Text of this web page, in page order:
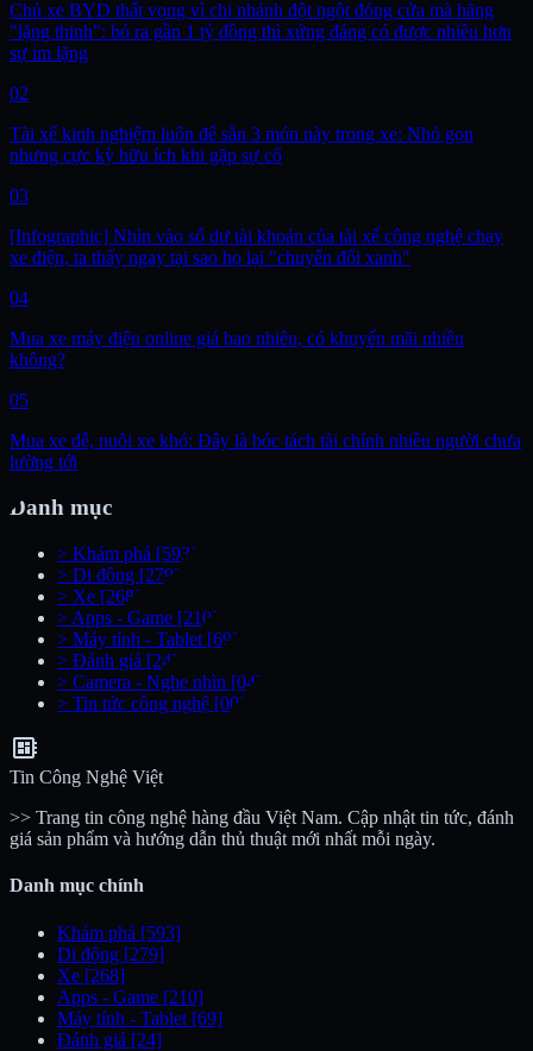
Chủ xe BYD thất vọng vì chi nhánh đột ngột đóng cửa mà hãng
"lặng thinh": bỏ ra gần 1 tỷ đồng thì xứng đáng có được nhiều hơn
sự im lặng
02
Tài xế kinh nghiệm luôn để sẵn 3 món này trong xe: Nhỏ gọn
nhưng cực kỳ hữu ích khi gặp sự cố
03
[Infographic] Nhìn vào số dư tài khoản của tài xế công nghệ chạy
xe điện, ta thấy ngay tại sao họ lại "chuyển đổi xanh"
04
Mua xe máy điện online giá bao nhiêu, có khuyến mãi nhiều
không?
05
Mua xe dễ, nuôi xe khó: Đây là bóc tách tài chính nhiều người chưa
lường tới
Danh mục
> Khám phá [593]
> Di động [279]
> Xe [268]
> Apps - Game [210]
> Máy tính - Tablet [69]
> Đánh giá [24]
> Camera - Nghe nhìn [04]
> Tin tức công nghệ [00]
developer_board
Tin Công Nghệ Việt
>> Trang tin công nghệ hàng đầu Việt Nam. Cập nhật tin tức, đánh
giá sản phẩm và hướng dẫn thủ thuật mới nhất mỗi ngày.
Danh mục chính
Khám phá [593]
Di động [279]
Xe [268]
Apps - Game [210]
Máy tính - Tablet [69]
Đánh giá [24]